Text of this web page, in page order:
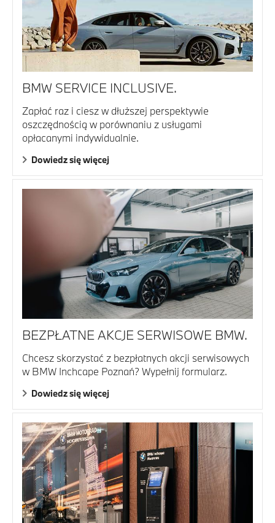
BMW SERVICE INCLUSIVE.
Zapłać raz i ciesz w dłuższej perspektywie
oszczędnością w porównaniu z usługami
opłacanymi indywidualnie.
Dowiedz się więcej
BEZPŁATNE AKCJE SERWISOWE BMW.
Chcesz skorzystać z bezpłatnych akcji serwisowych
w BMW Inchcape Poznań? Wypełnij formularz.
Dowiedz się więcej